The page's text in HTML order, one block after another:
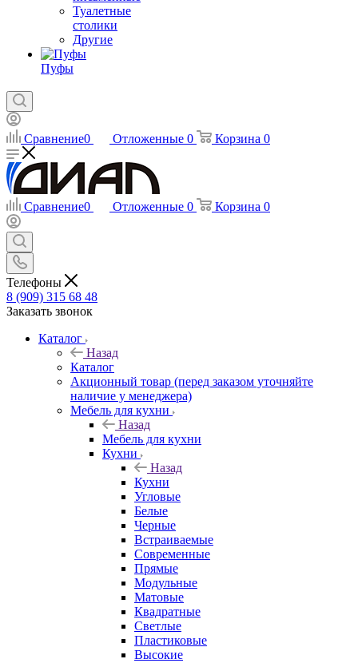
Туалетные
столики
Другие
Пуфы
Сравнение0 Отложенные 0 Корзина 0
Сравнение0 Отложенные 0 Корзина 0
Телефоны
8 (909) 315 68 48
Заказать звонок
Каталог
Назад
Каталог
Акционный товар (перед заказом уточняйте
наличие у менеджера)
Мебель для кухни
Назад
Мебель для кухни
Кухни
Назад
Кухни
Угловые
Белые
Черные
Встраиваемые
Современные
Прямые
Модульные
Матовые
Квадратные
Светлые
Пластиковые
Высокие